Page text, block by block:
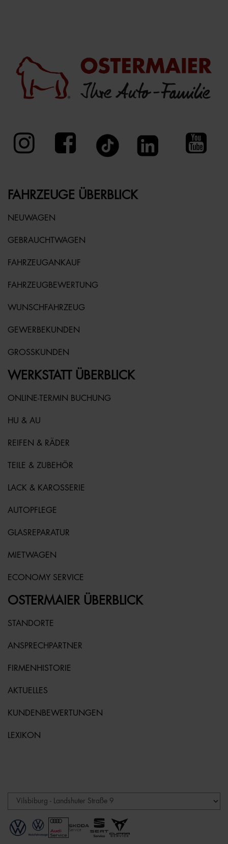
FAHRZEUGE ÜBERBLICK
NEUWAGEN
GEBRAUCHTWAGEN
FAHRZEUGANKAUF
FAHRZEUGBEWERTUNG
WUNSCHFAHRZEUG
GEWERBEKUNDEN
GROSSKUNDEN
WERKSTATT ÜBERBLICK
ONLINE-TERMIN BUCHUNG
HU & AU
REIFEN & RÄDER
TEILE & ZUBEHÖR
LACK & KAROSSERIE
AUTOPFLEGE
GLASREPARATUR
MIETWAGEN
ECONOMY SERVICE
OSTERMAIER ÜBERBLICK
STANDORTE
ANSPRECHPARTNER
FIRMENHISTORIE
AKTUELLES
KUNDENBEWERTUNGEN
LEXIKON